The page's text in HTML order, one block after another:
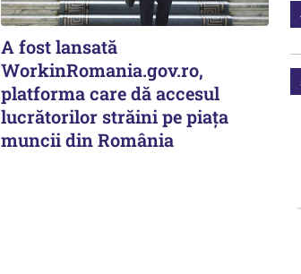
A fost lansată
WorkinRomania.gov.ro,
platforma care dă accesul
lucrătorilor străini pe piața
muncii din România